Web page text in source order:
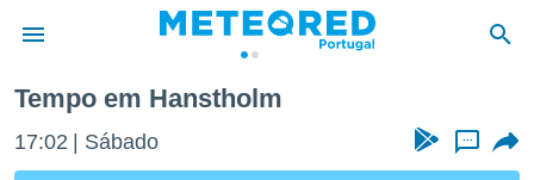
da
Tempo em Hanstholm
17:02 Sábado ...